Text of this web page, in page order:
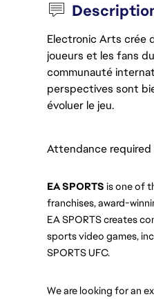
Electronic Arts crée
joueurs et les fans
communauté
perspectives sont
évoluer le jeu.
Attendance
EA SPORTS is one of
franchises, award-
EA SPORTS creates
sports video games,
SPORTS UFC.
We are looking for an